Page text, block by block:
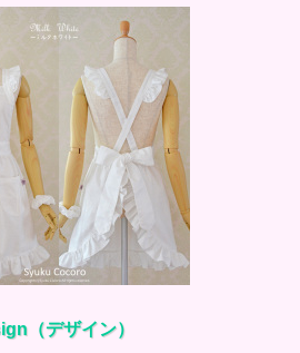
ン着用しました。
（デザイン）